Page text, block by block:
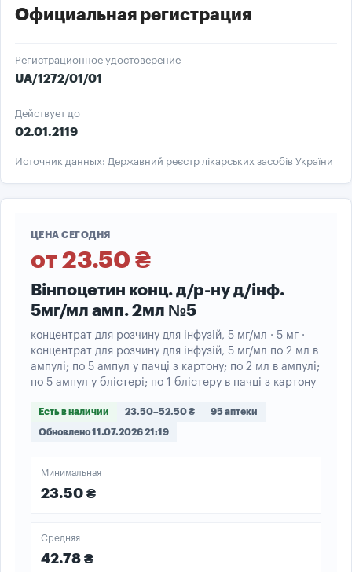
Официальная регистрация
Регистрационное удостоверение
UA/1272/01/01
Действует до
02.01.2119
Источник данных: Державний реєстр лікарських засобів України
ЦЕНА СЕГОДНЯ
от 23.50 ₴
Вінпоцетин конц. д/р-ну д/інф.
5мг/мл амп. 2мл №5
концентрат для розчину для інфузій, 5 мг/мл · 5 мг ·
концентрат для розчину для інфузій, 5 мг/мл по 2 мл в
ампулі; по 5 ампул у пачці з картону; по 2 мл в ампулі;
по 5 ампул у блістері; по 1 блістеру в пачці з картону
Есть в наличии 23.50–52.50 ₴ 95 аптеки
Обновлено 11.07.2026 21:19
Минимальная
23.50 ₴
Средняя
42.78 ₴